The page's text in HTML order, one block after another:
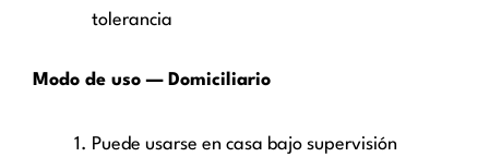
tolerancia
Modo de uso — Domiciliario
Puede usarse en casa bajo supervisión